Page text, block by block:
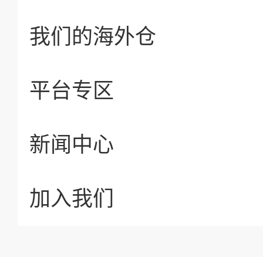
我们的海外仓
平台专区
新闻中心
加入我们